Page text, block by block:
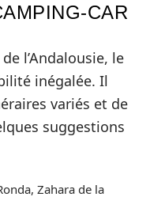
CAR
l’Andalousie, le
inégalée. Il
variés et de
suggestions
Zahara de la